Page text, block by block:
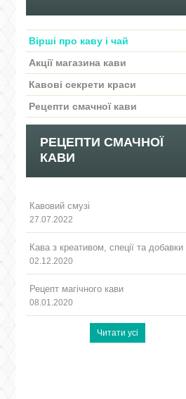
Вірші про каву і чай
Акції магазина кави
Кавові секрети краси
Рецепти смачної кави
РЕЦЕПТИ СМАЧНОЇ
КАВИ
Кавовий смузі
27.07.2022
Кава з креативом, спеції та добавки
02.12.2020
Рецепт магічного кави
08.01.2020